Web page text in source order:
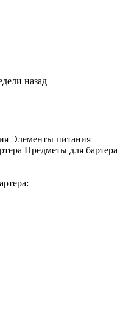
назад
Элементы питания
Предметы для бартера
: